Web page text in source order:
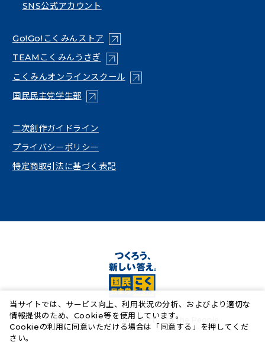
SNS公式アカウント
Go!Go!こくみんストア （新しいタブで開く）
TEAMこくみんうさぎ（新しいタブで開く）
こくみんオンラインスクール （新しいタブで開く）
国民民主党学生部（新しいタブで開く）
二次創作ガイドライン
プライバシーポリシー
特定商取引法に基づく表記
Copyright© Democratic Party For the People.
当サイトでは、サービス向上、利用状況の分析、およびより適切な
情報提供のため、Cookie等を使用しています。
Cookieの利用に同意いただける場合は「同意する」を押してくだ
さい。